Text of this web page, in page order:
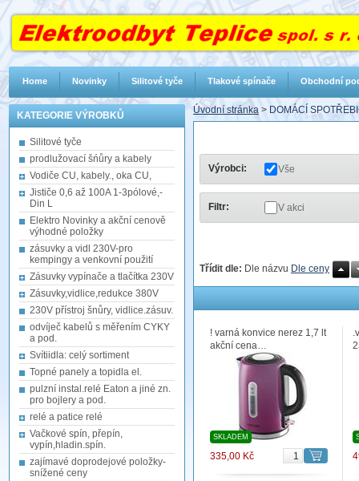
KATEGORIE VÝROBKŮ
Silitové tyče
prodlužovací šńůry a kabely
Vodiče CU, kabely., oka CU,
Jističe 0,6 až 100A 1-3pólové,-
Din L
Elektro Novinky a akční cenově
výhodné položky
zásuvky a vidl 230V-pro
kempingy a venkovní použití
Zásuvky vypínače a tlačítka 230V
Zásuvky,vidlice,redukce 380V
230V přístroj šnůry, vidlice.zásuv.
odvíječ kabelů s měřením CYKY
a pod.
Svítiidla: celý sortiment
Topné panely a topidla el.
pulzní instal.relé Eaton a jiné zn.
pro bojlery a pod.
relé a patice relé
Vačkové spín, přepín,
vypín,hladin.spín.
zajímavé doprodejové položky-
snížené ceny
Úvodní stránka > DOMÁCÍ
Výrobci: Vše
Filtr: V akci
Třídit dle: Dle názvu Dle ceny
! varná konvice nerez 1,7 lt
akční cena…
SKLADEM
335,00 Kč
Home Novinky Silitové tyče Tlakové spínače Obchodní